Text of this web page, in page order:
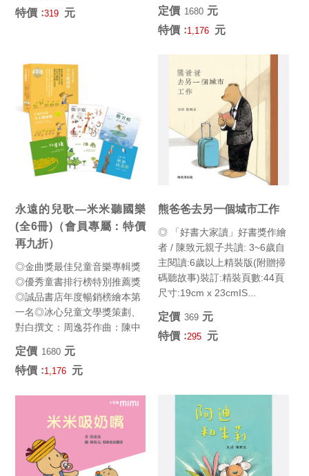
特價﹕319 元 定價﹕1680 元
特價﹕1,176 元
永遠的兒歌—米米聽國樂
(全6冊)（會員專屬：特價
再九折）
◎金曲獎最佳兒童音樂專輯獎
◎優秀童書排行榜特別推薦獎
◎誠品書店年度暢銷榜繪本第
一名◎冰心兒童文學獎策劃、
對白撰文：周逸芬作曲：陳中
演奏...
定價﹕1680 元
特價﹕1,176 元
熊爸爸去另一個城市工作
◎ 「好書大家讀」好書獎作繪
者 / 陳致元親子共讀: 3~6歲自
主閱讀:6歲以上精裝版(附贈掃
碼聽故事)裝訂:精裝頁數:44頁
尺寸:19cm x 23cmIS...
定價﹕369 元
特價﹕295 元